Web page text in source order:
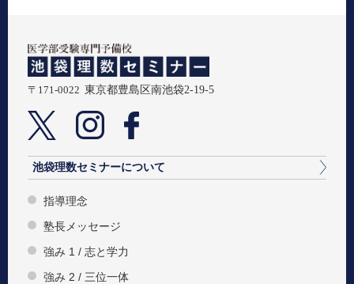
〒171-0022 東京都豊島区南池袋2-19-5
池袋理数セミナーについて
指導理念
塾長メッセージ
強み 1 / 志と学力
強み 2 / 三位一体